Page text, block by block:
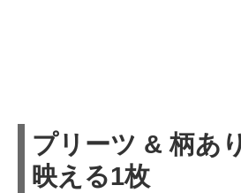
プリーツ & 柄あ
映える1枚